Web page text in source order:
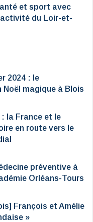
et sport avec
du Loir-et-
2024 : le
Noël magique à Blois
la France et le
en route vers le
préventive à
Orléans-Tours
François et Amélie
»